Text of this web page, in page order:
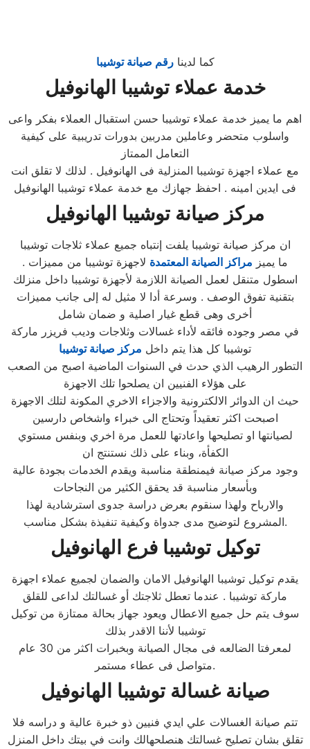
كما لدينارقم صيانة توشيبا
خدمة عملاء توشيبا الهانوفيل
اهم ما يميز خدمة عملاء توشيبا حسن استقبال العملاء بفكر واعى
واسلوب متحضر وعاملين مدربين بدورات تدريبية على كيفية
التعامل الممتاز
مع عملاء اجهزة توشيبا المنزلية فى الهانوفيل . لذلك لا تقلق انت
فى ايدين امينه . احفظ جهازك مع خدمة عملاء توشيبا الهانوفيل
مركز صيانة توشيبا الهانوفيل
ان مركز صيانة توشيبا يلفت إنتباه جميع عملاء ثلاجات توشيبا
ما يميز مراكز الصيانة المعتمدة لاجهزة توشيبا من مميزات .
اسطول متنقل لعمل الصيانة اللازمة لأجهزة توشيبا داخل منزلك
بتقنية تفوق الوصف . وسرعة أدا لا مثيل له إلى جانب مميزات
أخرى وهى قطع غيار اصلية و ضمان شامل
في مصر وجوده فائقه لأداء غسالات وثلاجات وديب فريزر ماركة
توشيبا كل هذا يتم داخل مركز صيانة توشيبا
التطور الرهيب الذي حدث في السنوات الماضية اصبح من الصعب
على هؤلاء الفنيين ان يصلحوا تلك الاجهزة
حيث ان الدوائر الالكترونية والاجزاء الاخري المكونة لتلك الاجهزة
اصبحت اكثر تعقيداً وتحتاج الى خبراء واشخاص دارسين
لصيانتها او تصليحها واعادتها للعمل مرة اخري وبنفس مستوي
الكفأة، وبناء على ذلك نستنتج ان
وجود مركز صيانة فيمنطقة مناسبة ويقدم الخدمات بجودة عالية
وبأسعار مناسبة قد يحقق الكثير من النجاحات
والارباح ولهذا سنقوم بعرض دراسة جدوى استرشادية لهذا
المشروع لتوضيح مدى جدواة وكيفية تنفيذة بشكل مناسب.
توكيل توشيبا فرع الهانوفيل
يقدم توكيل توشيبا الهانوفيل الامان والضمان لجميع عملاء اجهزة
ماركة توشيبا . عندما تعطل ثلاجتك أو غسالتك لداعى للقلق
سوف يتم حل جميع الاعطال ويعود جهاز بحالة ممتازة من توكيل
توشيبا لأننا الاقدر بذلك
لمعرفتا الضالعه فى مجال الصيانة وبخبرات اكثر من 30 عام
متواصل فى عطاء مستمر.
صيانة غسالة توشيبا الهانوفيل
تتم صيانة الغسالات علي ايدي فنيين ذو خبرة عالية و دراسه فلا
تقلق بشان تصليح غسالتك هنصلحهالك وانت في بيتك داخل المنزل